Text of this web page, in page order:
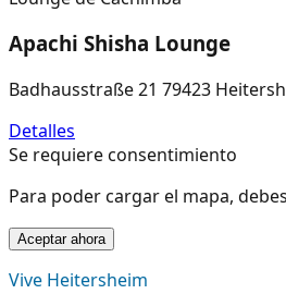
Apachi Shisha Lounge
Badhausstraße 21 79423
Detalles
Se requiere consentimiento
Para poder cargar el mapa,
Aceptar ahora
Vive Heitersheim